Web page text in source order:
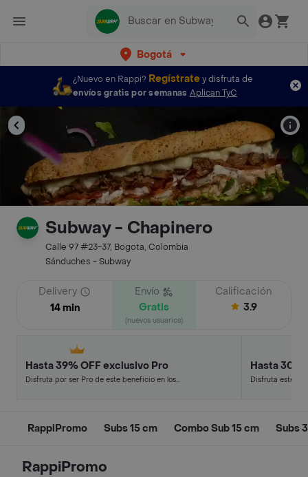
Bogotá
¿Nuevo en Rappi? Regístratey disfruta de
envíos gratis por semanas Aplican TyC
Subway - Chapinero
Calle 97 #23-37, Bogota, Colombia
Sánduches - Subway
Delivery
14 min
Envío
Gratis
(nuevos usuarios)
Calificación
3.9
Hasta 39% OFF exclusivo Pro
Disfruta por ser Pro de este beneficio en los
Hasta 30%
Disfruta este
RappiPromo Subs 15 cm Combo Sub 15 cm Subs
RappiPromo